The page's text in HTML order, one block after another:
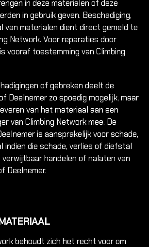
in deze materialen of deze
in gebruik geven. Beschadiging,
van materialen dient direct gemeld te
Network. Voor reparaties door
vooraf toestemming van Climbing
of gebreken deelt de
Deelnemer zo spoedig mogelijk, maar
van het materiaal aan een
van Climbing Network mee. De
is aansprakelijk voor schade,
indien die schade, verlies of diefstal
handelen of nalaten van
Deelnemer.
behoudt zich het recht voor om